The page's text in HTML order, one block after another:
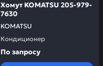
KOMATSU
Хомут KOMATSU 205-979-
7630
Кондиционер
По запросу